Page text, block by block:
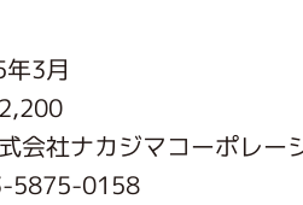
3月
会社ナカジマコーポレー
5875-0158
う 家庭科部